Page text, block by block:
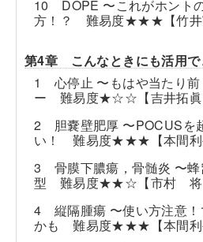
10 DOPE 〜これがホント
方！？ 難易度★★★【竹井
第4章 こんなときにも活用で
1 心停止 〜もはや当たり前
ー 難易度★☆☆【吉井拓眞
2 胆嚢壁肥厚 〜POCUSを
い！ 難易度★★★【本間利
3 骨膜下膿瘍，骨髄炎 〜蜂
型 難易度★★☆【市村 将
4 縦隔腫瘍 〜使い方注意！
かも 難易度★★★【本間利